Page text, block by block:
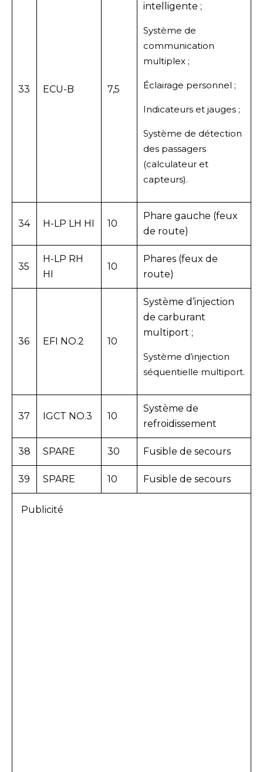
33 ECU-B 7,5
intelligente ;
Système de
communication
multiplex ;
Éclairage personnel ;
Indicateurs et jauges ;
Système de détection
des passagers
(calculateur et
capteurs).
34 H-LP LH HI 10
Phare gauche (feux
de route)
35
H-LP RH
HI
10
Phares (feux de
route)
36 EFI NO.2 10
Système d’injection
de carburant
multiport ;
Système d’injection
séquentielle multiport.
37 IGCT NO.3 10
Système de
refroidissement
38 SPARE 30 Fusible de secours
39 SPARE 10 Fusible de secours
Publicité